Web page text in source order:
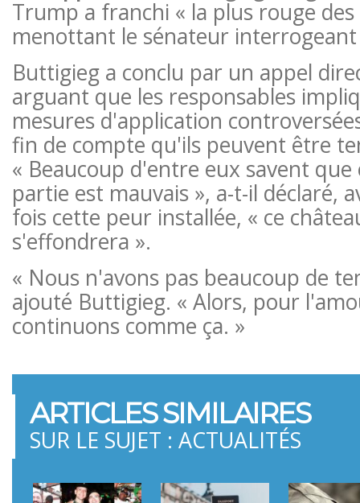
Trump a franchi « la plus rouge
menottant le sénateur
Buttigieg a conclu par un appel
arguant que les responsables
mesures d'application
fin de compte qu'ils peuvent être
« Beaucoup d'entre eux savent
partie est mauvais », a-t-il déclaré,
fois cette peur installée, « ce
s'effondrera ».
« Nous n'avons pas beaucoup de
ajouté Buttigieg. « Alors, pour
continuons comme ça. »
ARTICLES SIMILAIRES
SUR LE SUJET : ACTUALITÉS